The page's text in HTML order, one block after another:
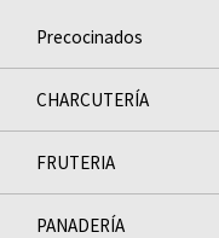
Precocinados
CHARCUTERÍ­A
FRUTERI­A
PANADERÍ­A